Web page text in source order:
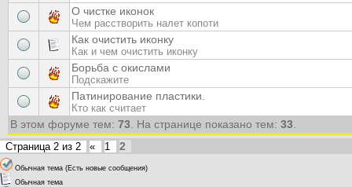
О чистке иконок
Чем расстворить налет копоти
Как очистить иконку
Как и чем очистить иконку
Борьба с окислами
Подскажите
Патинирование пластики.
Кто как считает
В этом форуме тем: 73 . На странице показано тем: 33
Страница 2 из 2 « 1 2
Обычная тема (Есть новые сообщения)
Обычная тема